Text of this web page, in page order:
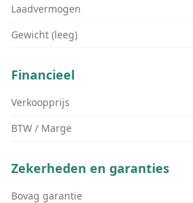
Laadvermogen
Gewicht (leeg)
Financieel
Verkoopprijs
BTW / Marge
Zekerheden en garanties
Bovag garantie